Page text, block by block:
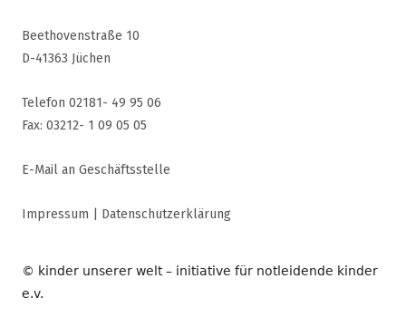
Beethovenstraße 10
D-41363 Jüchen
Telefon 02181- 49 95 06
Fax: 03212- 1 09 05 05
E-Mail an Geschäftsstelle
Impressum Datenschutzerklärung
© kinder unserer welt – initiative für notleidende kinder
e.v.